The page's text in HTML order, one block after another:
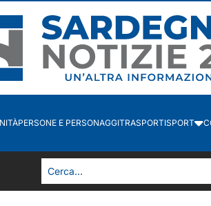
PERSONE E PERSONAGGITRASPORTISPORT